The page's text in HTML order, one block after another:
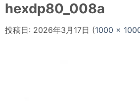
hexdp80_008a
投稿日: 2026年3月17日 (1000 ×